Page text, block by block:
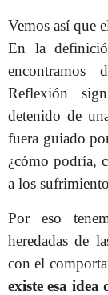
Vemos así que
En la
encontramos
Reflexión
detenido de
fuera guiado
¿cómo podría,
a los
Por eso
heredadas de
con el
existe esa